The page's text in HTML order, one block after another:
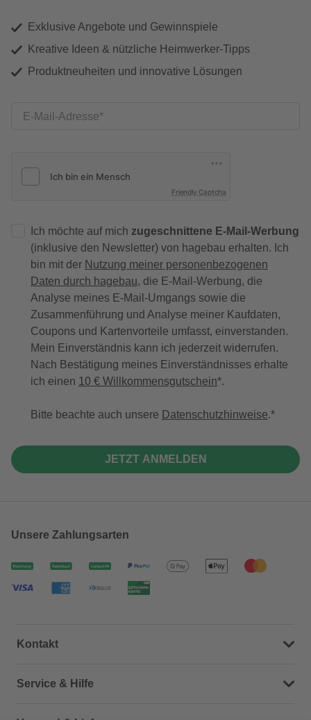
Exklusive Angebote und Gewinnspiele
Kreative Ideen & nützliche Heimwerker-Tipps
Produktneuheiten und innovative Lösungen
E-Mail-Adresse
Friendly Captcha
Ich möchte auf mich zugeschnittene E-Mail-Werbung
(inklusive den Newsletter) von hagebau erhalten. Ich
bin mit der Nutzung meiner personenbezogenen
Daten durch hagebau, die E-Mail-Werbung, die
Analyse meines E-Mail-Umgangs sowie die
Zusammenführung und Analyse meiner Kaufdaten,
Coupons und Kartenvorteile umfasst, einverstanden.
Mein Einverständnis kann ich jederzeit widerrufen.
Nach Bestätigung meines Einverständnisses erhalte
ich einen 10 € Willkommensgutschein*.
Bitte beachte auch unsere Datenschutzhinweise.
JETZT ANMELDEN
Unsere Zahlungsarten
Kontakt
Dein Kontakt zu uns
Service & Hilfe